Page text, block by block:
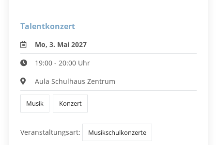
Talentkonzert
Mo, 3. Mai 2027
19:00 - 20:00 Uhr
Aula Schulhaus Zentrum
Musik Konzert
Veranstaltungsart: Musikschulkonzerte